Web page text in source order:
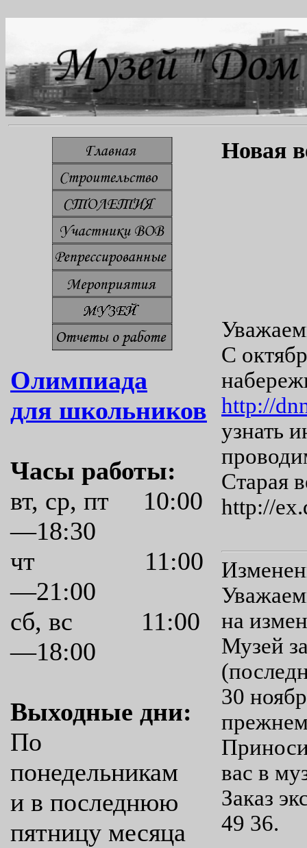
Олимпиада
для школьников
Часы работы:
вт, ср, пт 10:00
—18:30
чт 11:00
—21:00
сб, вс 11:00
—18:00
Выходные дни:
По
понедельникам
и в последнюю
пятницу месяца
Новая
С
http://
узнать
Старая
http://
на
Музей
30
вас в
Заказ
49 36.